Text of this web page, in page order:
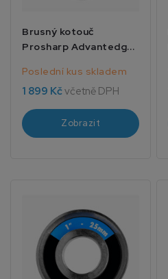
Brusný kotouč
Prosharp Advantedge
Poslední kus skladem
1 899 Kčvčetně DPH
Zobrazit